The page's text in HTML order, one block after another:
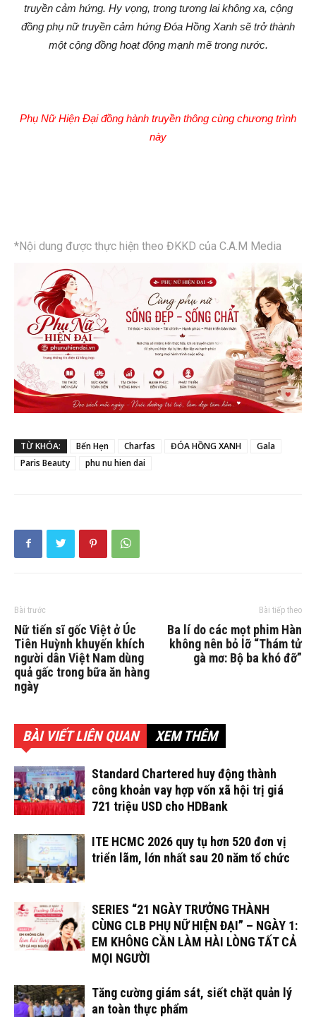
truyền cảm hứng. Hy vọng, trong tương lai không xa, cộng
đồng phụ nữ truyền cảm hứng Đóa Hồng Xanh sẽ trở thành
một cộng đồng hoạt động mạnh mẽ trong nước.
Phụ Nữ Hiện Đại đồng hành truyền thông cùng chương trình
này
*Nội dung được thực hiện theo ĐKKD của C.A.M Media
TỪ KHÓA: Bến Hẹn Charfas ĐÓA HỒNG XANH
Gala
Paris Beauty
phu nu hien dai
Bài trước
Nữ tiến sĩ gốc Việt ở Úc
Tiên Huỳnh khuyến khích
người dân Việt Nam dùng
quả gấc trong bữa ăn hàng
ngày
Bài tiếp theo
Ba lí do các mọt phim Hàn
không nên bỏ lỡ “Thám tử
gà mơ: Bộ ba khó đỡ”
BÀI VIẾT LIÊN QUAN XEM THÊM
Standard Chartered huy động thành
công khoản vay hợp vốn xã hội trị giá
721 triệu USD cho HDBank
ITE HCMC 2026 quy tụ hơn 520 đơn vị
triển lãm, lớn nhất sau 20 năm tổ chức
SERIES “21 NGÀY TRƯỞNG THÀNH
CÙNG CLB PHỤ NỮ HIỆN ĐẠI” – NGÀY 1:
EM KHÔNG CẦN LÀM HÀI LÒNG TẤT CẢ
MỌI NGƯỜI
Tăng cường giám sát, siết chặt quản lý
an toàn thực phẩm